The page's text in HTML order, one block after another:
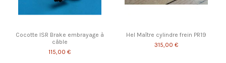
Cocotte ISR Brake embrayage à
câble
115,00 €
Hel Maître cylindre frein PR19
315,00 €